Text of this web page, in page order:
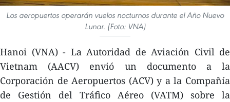
Los aeropuertos operarán vuelos nocturnos durante el Año Nuevo
Lunar. (Foto: VNA)
Hanoi (VNA) - La Autoridad de Aviación Civil de
Vietnam (AACV) envió un documento a la
Corporación de Aeropuertos (ACV) y a la Compañía
de Gestión del Tráfico Aéreo (VATM) sobre la